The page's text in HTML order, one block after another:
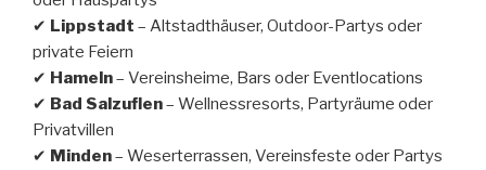
✔ Lippstadt – Altstadthäuser, Outdoor-Partys oder
private Feiern
✔ Hameln– Vereinsheime, Bars oder Eventlocations
✔ Bad Salzuflen– Wellnessresorts, Partyräume oder
Privatvillen
✔ Minden– Weserterrassen, Vereinsfeste oder Partys